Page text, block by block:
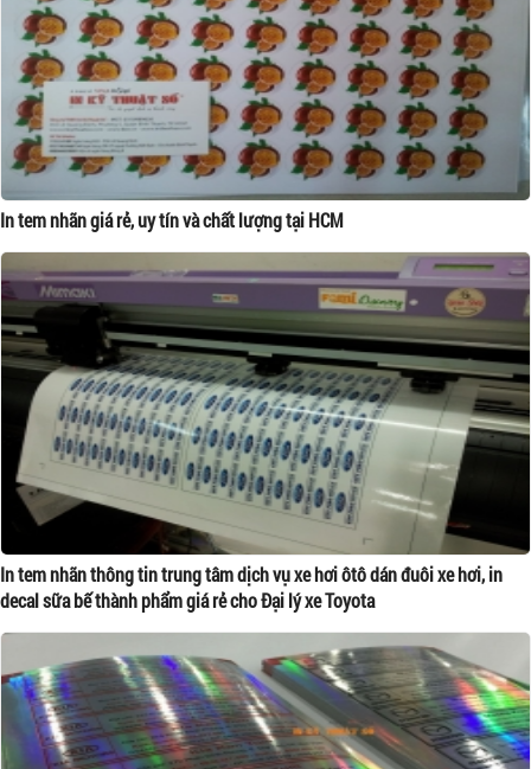
In tem nhãn giá rẻ, uy tín và chất lượng tại HCM
In tem nhãn thông tin trung tâm dịch vụ xe hơi ôtô dán đuôi xe hơi, in
decal sữa bế thành phẩm giá rẻ cho Đại lý xe Toyota